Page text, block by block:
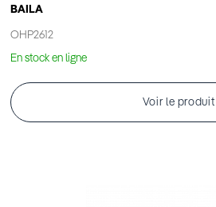
BAILA
OHP2612
En stock en ligne
Voir le produit